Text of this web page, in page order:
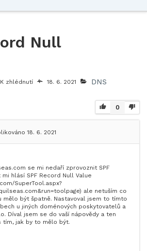
Null
zhlédnutí 18. 6. 2021 DNS
0
18. 6. 2021
se mi nedaří zprovoznit SPF
mi hlásí SPF Record Null Value
SuperTool.aspx?
ale netuším co
mělo být špatně. Nastavoval jsem to tímto
u jiných doménových poskytovatelů a
Díval jsem se do vaší nápovědy a ten
jak by to mělo být.